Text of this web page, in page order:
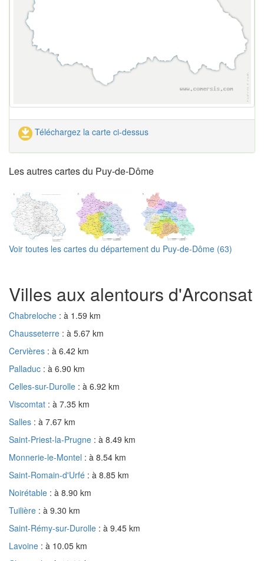
Téléchargez la carte ci-dessus
Les autres cartes du Puy-de-Dôme
Voir toutes les cartes du département du Puy-de-Dôme (63)
Villes aux alentours d'Arconsat
Chabreloche : à 1.59 km
Chausseterre : à 5.67 km
Cervières : à 6.42 km
Palladuc : à 6.90 km
Celles-sur-Durolle : à 6.92 km
Viscomtat : à 7.35 km
Salles : à 7.67 km
Saint-Priest-la-Prugne : à 8.49 km
Monnerie-le-Montel : à 8.54 km
Saint-Romain-d'Urfé : à 8.85 km
Noirétable : à 8.90 km
Tuilière : à 9.30 km
Saint-Rémy-sur-Durolle : à 9.45 km
Lavoine : à 10.05 km